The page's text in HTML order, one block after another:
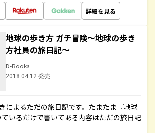
詳細を見る
地球の歩き方 ガチ冒険～地球の歩き
方社員の旅日記～
D-Books
2018.04.12 発売
によるただの旅日記です。たまたま『地球
いるだけで書いてある内容はただの旅日記